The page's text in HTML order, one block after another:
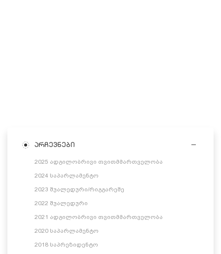
არჩევნები
2025 ადგილობრივი თვითმმართველობა
2024 საპარლამენტო
2023 შუალედური/რიგგარეშე
2022 შუალედური
2021 ადგილობრივი თვითმმართველობა
2020 საპარლამენტო
2018 საპრეზიდენტო